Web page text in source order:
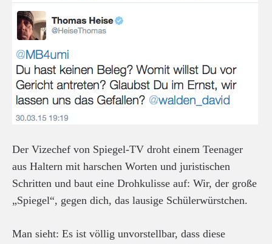
Der Vizechef von Spiegel-TV droht einem Teenager
aus Haltern mit harschen Worten und juristischen
Schritten und baut eine Drohkulisse auf: Wir, der große
„Spiegel“, gegen dich, das lausige Schülerwürstchen.
Man sieht: Es ist völlig unvorstellbar, dass diese